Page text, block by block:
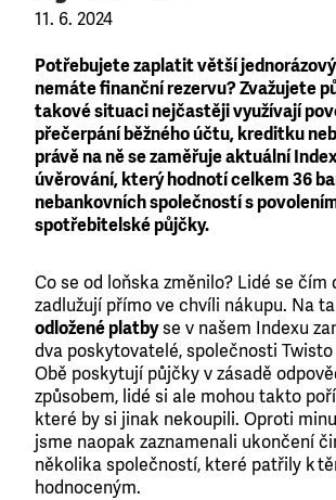
11. 6. 2024
Potřebujete zaplatit větší
nemáte finanční rezervu? Zvažujete
takové situaci nejčastěji využívají
přečerpání běžného účtu, kreditku
právě na ně se zaměřuje aktuální
úvěrování, který hodnotí celkem 36
nebankovních společností s
spotřebitelské půjčky.
Co se od loňska změnilo? Lidé se čím
zadlužují přímo ve chvíli nákupu. Na
odložené platbyse v našem Indexu
dva poskytovatelé, společnosti Twisto
Obě poskytují půjčky v zásadě
způsobem, lidé si ale mohou takto
které by si jinak nekoupili. Oproti
jsme naopak zaznamenali ukončení
několika společností, které patřily k
hodnoceným.